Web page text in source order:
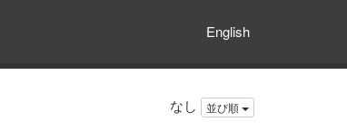
English
なし 並び順